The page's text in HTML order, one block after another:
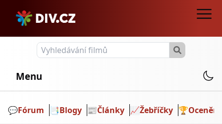
Menu
💬️Fórum 📑Blogy 📰Články 📈Žebříčky 🏆Ocenění